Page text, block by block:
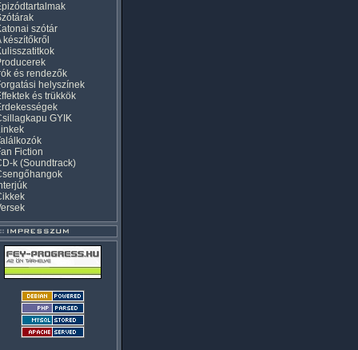
szótár
készítőkről
és rendezők
helyszínek
és trükkök
GYIK
Fiction
k (Soundtrack)